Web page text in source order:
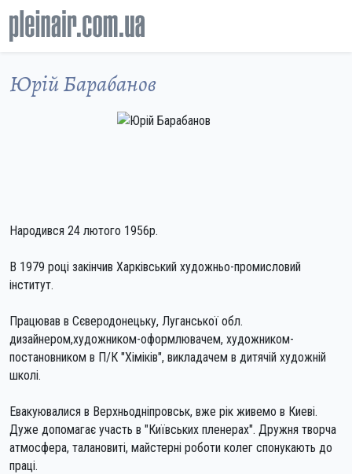
Юрій Барабанов
Народився 24 лютого 1956р.
В 1979 році закінчив Харківський художньо-промисловий
інститут.
Працював в Сєверодонецьку, Луганської обл.
дизайнером,художником-оформлювачем, художником-
постановником в П/К "Хіміків", викладачем в дитячій художній
школі.
Евакуювалися в Верхньодніпровськ, вже рік живемо в Киеві.
Дуже допомагає участь в "Київських пленерах". Дружня творча
атмосфера, талановиті, майстерні роботи колег спонукають до
праці.